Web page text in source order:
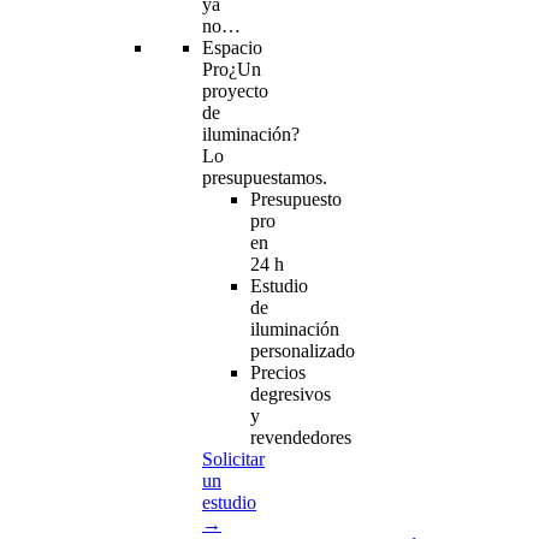
ya
no…
Espacio
Pro¿Un
proyecto
de
iluminación?
Lo
presupuestamos.
Presupuesto
pro
en
24 h
Estudio
de
iluminación
personalizado
Precios
degresivos
y
revendedores
Solicitar
un
estudio
→